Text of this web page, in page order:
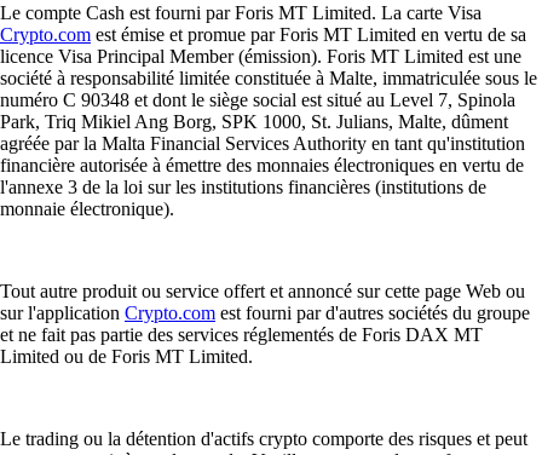
Le compte Cash est fourni par Foris MT Limited. La carte Visa
Crypto.com est émise et promue par Foris MT Limited en vertu de sa
licence Visa Principal Member (émission). Foris MT Limited est une
société à responsabilité limitée constituée à Malte, immatriculée sous le
numéro C 90348 et dont le siège social est situé au Level 7, Spinola
Park, Triq Mikiel Ang Borg, SPK 1000, St. Julians, Malte, dûment
agréée par la Malta Financial Services Authority en tant qu'institution
financière autorisée à émettre des monnaies électroniques en vertu de
l'annexe 3 de la loi sur les institutions financières (institutions de
monnaie électronique).
Tout autre produit ou service offert et annoncé sur cette page Web ou
sur l'application Crypto.com est fourni par d'autres sociétés du groupe
et ne fait pas partie des services réglementés de Foris DAX MT
Limited ou de Foris MT Limited.
Le trading ou la détention d'actifs crypto comporte des risques et peut